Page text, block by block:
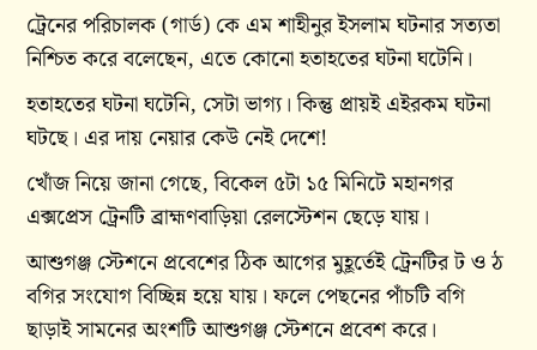
ট্রেনের পরিচালক (গার্ড) কে এম শাহীনুর ইসলাম ঘটনার সত্যতা
নিশ্চিত করে বলেছেন, এতে কোনো হতাহতের ঘটনা ঘটেনি।
হতাহতের ঘটনা ঘটেনি, সেটা ভাগ্য। কিন্তু প্রায়ই এইরকম ঘটনা
ঘটছে। এর দায় নেয়ার কেউ নেই দেশে!
খোঁজ নিয়ে জানা গেছে, বিকেল ৫টা ১৫ মিনিটে মহানগর
এক্সপ্রেস ট্রেনটি ব্রাহ্মণবাড়িয়া রেলস্টেশন ছেড়ে যায়।
আশুগঞ্জ স্টেশনে প্রবেশের ঠিক আগের মুহূর্তেই ট্রেনটির ট ও ঠ
বগির সংযোগ বিচ্ছিন্ন হয়ে যায়। ফলে পেছনের পাঁচটি বগি
ছাড়াই সামনের অংশটি আশুগঞ্জ স্টেশনে প্রবেশ করে।